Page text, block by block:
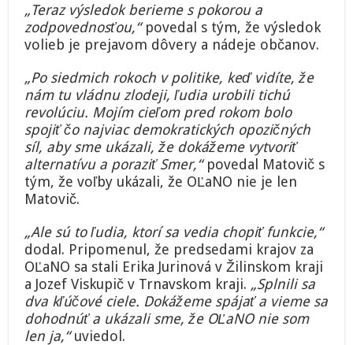
„Teraz výsledok berieme s pokorou a
zodpovednosťou,“povedal s tým, že výsledok
volieb je prejavom dôvery a nádeje občanov.
„Po siedmich rokoch v politike, keď vidíte, že
nám tu vládnu zlodeji, ľudia urobili tichú
revolúciu. Mojím cieľom pred rokom bolo
spojiť čo najviac demokratických opozičných
síl, aby sme ukázali, že dokážeme vytvoriť
alternatívu a poraziť Smer,“povedal Matovič s
tým, že voľby ukázali, že OĽaNO nie je len
Matovič.
„Ale sú to ľudia, ktorí sa vedia chopiť funkcie,“
dodal. Pripomenul, že predsedami krajov za
OĽaNO sa stali Erika Jurinová v Žilinskom kraji
a Jozef Viskupič v Trnavskom kraji. „Splnili sa
dva kľúčové ciele. Dokážeme spájať a vieme sa
dohodnúť a ukázali sme, že OĽaNO nie som
len ja,“uviedol.